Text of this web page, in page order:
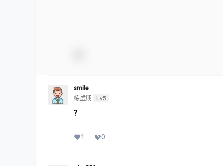
smile
练虚期
Lv5
?
1 0